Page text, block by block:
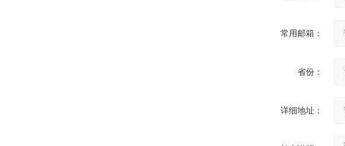
常用邮箱：
省份：
详细地址：